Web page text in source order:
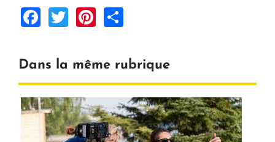
Facebook
TwitterPinterest
Dans la même rubrique